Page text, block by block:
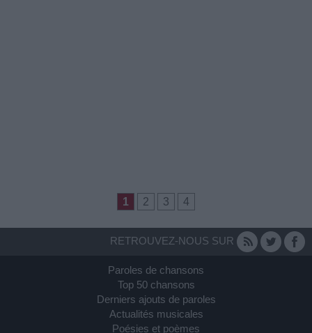
1 2 3 4
RETROUVEZ-NOUS SUR
Paroles de chansons
Top 50 chansons
Derniers ajouts de paroles
Actualités musicales
Poésies et poèmes